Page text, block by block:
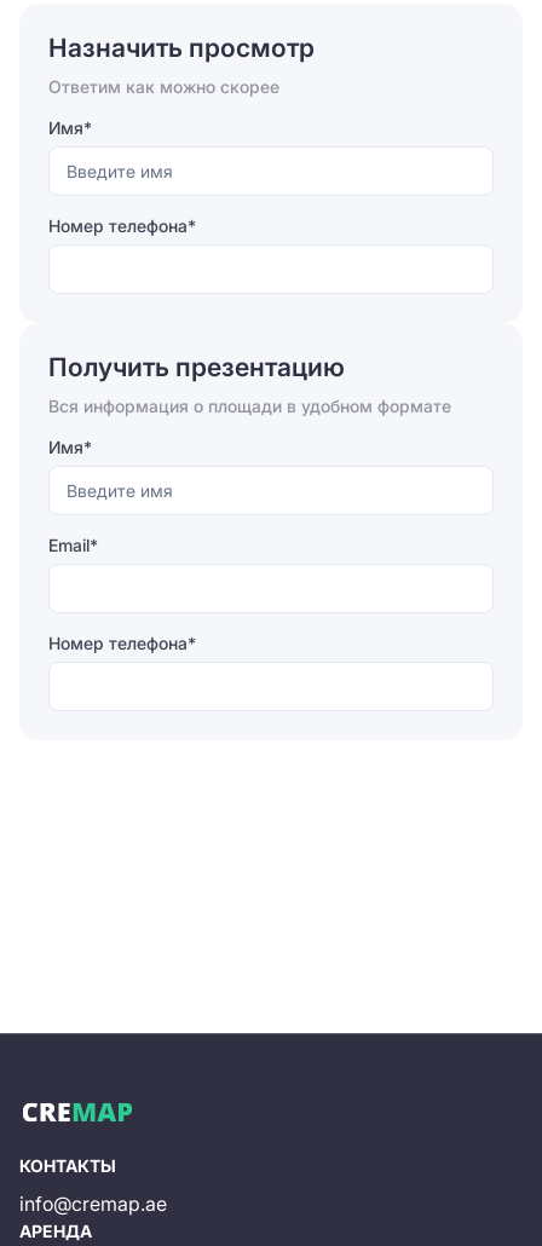
Назначить просмотр
Ответим как можно скорее
Имя*
Номер телефона*
Отправить
Получить презентацию
Вся информация о площади в удобном формате
Имя*
Email*
Номер телефона*
КОНТАКТЫ
info@cremap.ae
АРЕНДА